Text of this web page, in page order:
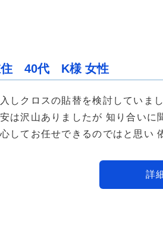
住 40代 K様 女性
しクロスの貼替を検討していま
は沢山ありましたが 知り合いに
してお任せできるのではと思い
詳